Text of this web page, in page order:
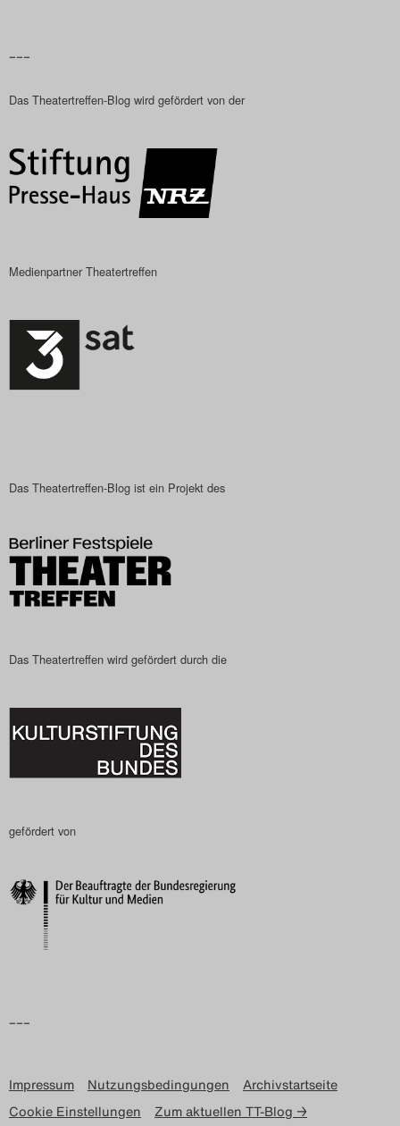
–––
Das Theatertreffen-Blog wird gefördert von der
Medienpartner Theatertreffen
Das Theatertreffen-Blog ist ein Projekt des
Das Theatertreffen wird gefördert durch die
gefördert von
–––
Impressum Nutzungsbedingungen
Archivstartseite
Cookie Einstellungen
Zum aktuellen TT-Blog →